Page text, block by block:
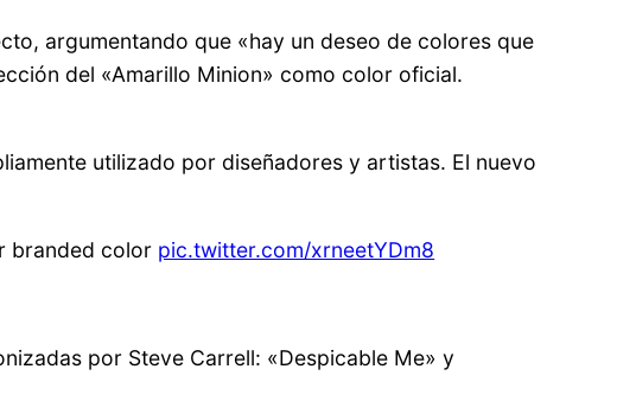
argumentando que «hay un deseo de colores que
del «Amarillo Minion» como color oficial.
utilizado por diseñadores y artistas. El nuevo
branded color pic.twitter.com/xrneetYDm8
por Steve Carrell: «Despicable Me» y